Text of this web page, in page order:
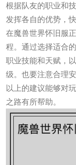
根据队友的职业和
发挥各自的优势，
在魔兽世界怀旧服
程。通过选择适合
职业技能和天赋，
级。也要注意合理
以上的建议能够对
之路有所帮助。